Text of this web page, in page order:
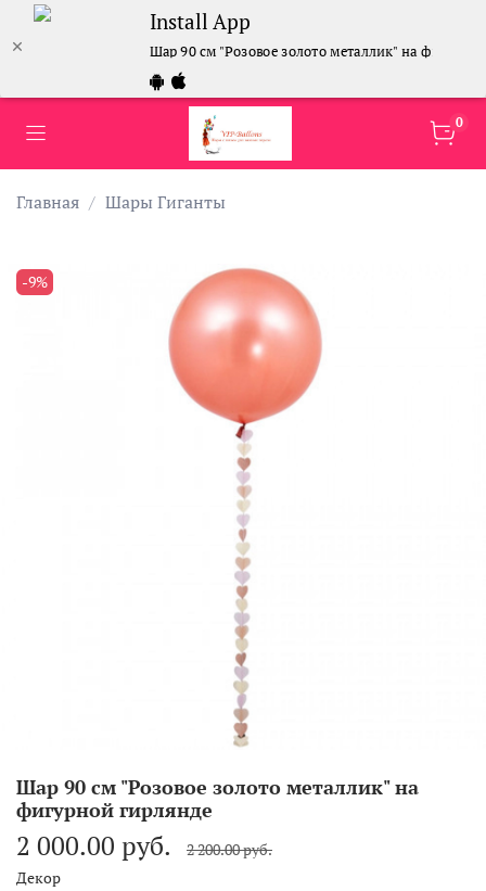
Install App
Шар 90 см "Розовое золото металлик" на
0
Главная Шары Гиганты
-9%
Шар 90 см "Розовое золото металлик" на
фигурной гирлянде
2 000.00 руб.
2 200.00 руб.
Декор